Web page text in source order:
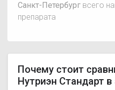
Санкт-Петербург всего
препарата
Почему стоит
Нутриэн Стандарт в